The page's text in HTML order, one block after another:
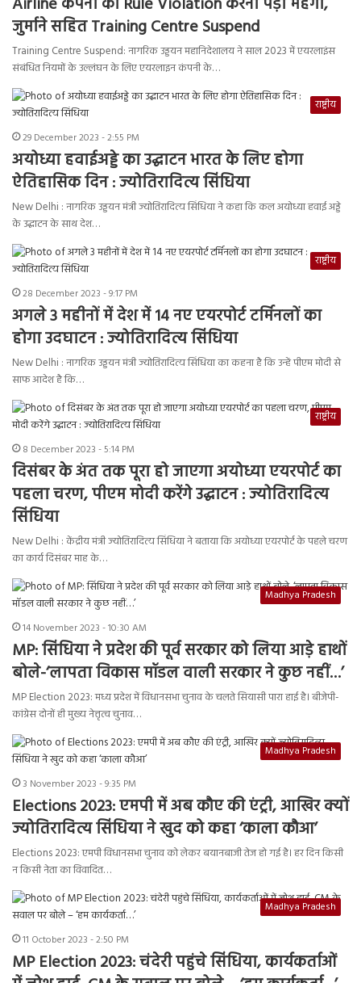
जुर्माने सहित Training Centre Suspend
Training Centre Suspend: नागरिक उड्डयन महानिदेशालय ने साल 2023 में एयरलाइंस
संबंधित नियमों के उल्लंघन के लिए एयरलाइन कंपनी के…
राष्ट्रीय
29 December 2023 - 2:55 PM
अयोध्या हवाईअड्डे का उद्घाटन भारत के लिए होगा
ऐतिहासिक दिन : ज्योतिरादित्य सिंधिया
New Delhi : नागरिक उड्डयन मंत्री ज्योतिरादित्य सिंधिया ने कहा कि कल अयोध्या हवाई अड्डे
के उद्घाटन के साथ देश…
राष्ट्रीय
28 December 2023 - 9:17 PM
अगले 3 महीनों में देश में 14 नए एयरपोर्ट टर्मिनलों का
होगा उदघाटन : ज्योतिरादित्य सिंधिया
New Delhi : नागरिक उड्डयन मंत्री ज्योतिरादित्य सिंधिया का कहना है कि उन्हें पीएम मोदी से
साफ आदेश है कि…
राष्ट्रीय
8 December 2023 - 5:14 PM
दिसंबर के अंत तक पूरा हो जाएगा अयोध्या एयरपोर्ट का
पहला चरण, पीएम मोदी करेंगे उद्घाटन : ज्योतिरादित्य
सिंधिया
New Delhi : केंद्रीय मंत्री ज्योतिरादित्य सिंधिया ने बताया कि अयोध्या एयरपोर्ट के पहले चरण
का कार्य दिसंबर माह के…
Madhya Pradesh
14 November 2023 - 10:30 AM
MP: सिंधिया ने प्रदेश की पूर्व सरकार को लिया आड़े हाथों
बोले-‘लापता विकास मॉडल वाली सरकार ने कुछ नहीं…’
MP Election 2023: मध्य प्रदेश में विधानसभा चुनाव के चलते सियासी पारा हाई है। बीजेपी-
कांग्रेस दोनों ही मुख्य नेत्तृत्व चुनाव…
Madhya Pradesh
3 November 2023 - 9:35 PM
Elections 2023: एमपी में अब कौए की एंट्री, आखिर क्यों
ज्योतिरादित्य सिंधिया ने खुद को कहा ‘काला कौआ’
Elections 2023: एमपी विधानसभा चुनाव को लेकर बयानबाजी तेज हो गई है। हर दिन किसी
न किसी नेता का विवादित…
Madhya Pradesh
11 October 2023 - 2:50 PM
MP Election 2023: चंदेरी पहुंचे सिंधिया, कार्यकर्ताओं